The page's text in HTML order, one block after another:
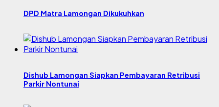
DPD Matra Lamongan Dikukuhkan
Dishub Lamongan Siapkan Pembayaran Retribusi
Parkir Nontunai